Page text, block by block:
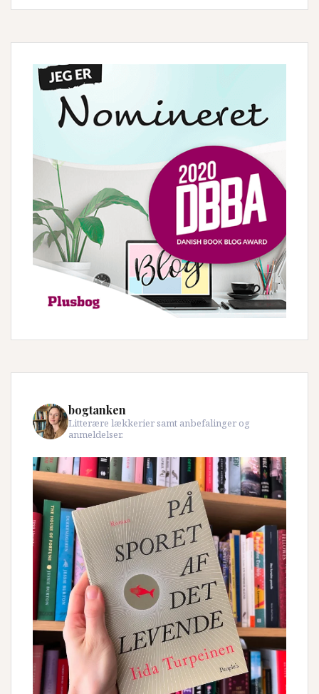
bogtanken
Litterære lækkerier samt anbefalinger og
anmeldelser.